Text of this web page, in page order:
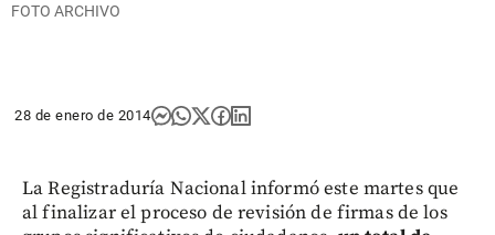
FOTO ARCHIVO
28 de enero de 2014
La Registraduría Nacional informó este martes que
al finalizar el proceso de revisión de firmas de los